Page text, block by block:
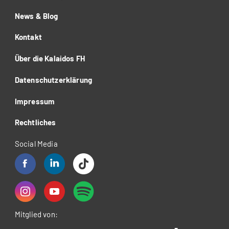
News & Blog
Kontakt
Über die Kalaidos FH
Datenschutzerklärung
Impressum
Rechtliches
Social Media
Mitglied von: